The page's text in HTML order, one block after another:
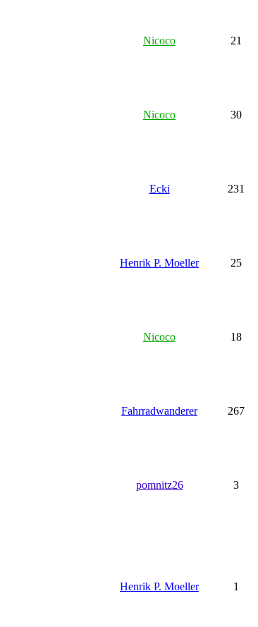
Nicoco 21
Nicoco 30
Ecki 231
Henrik P. Moeller 25
Nicoco 18
Fahrradwanderer 267
pomnitz26 3
Henrik P. Moeller 1